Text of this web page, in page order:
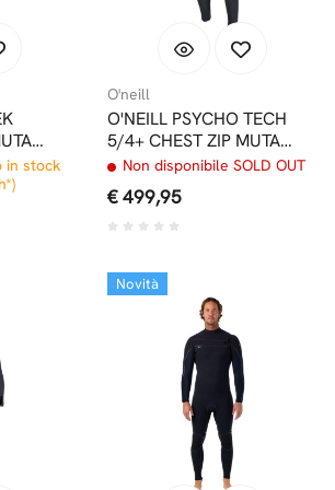
molto contento dell’acquisto e la consiglio
CON
in stock
O'neill
O'NEILL PSYCHO TECH
5/4+ CHEST ZIP MUTA
INVERNALE
Non disponibile SOLD OUT
€ 499,95
Novità